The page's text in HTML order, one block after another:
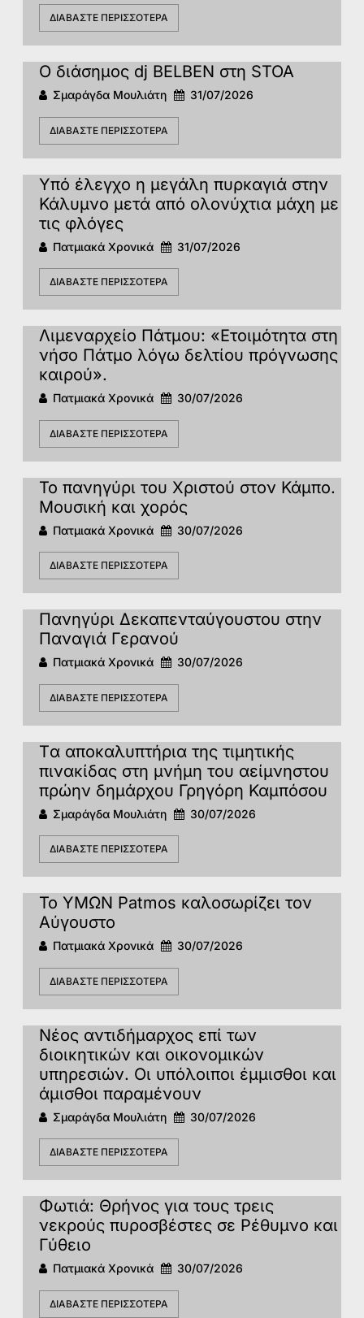
ΔΙΑΒΆΣΤΕ ΠΕΡΙΣΣΌΤΕΡΑ
Ο διάσημος dj BELBEN στη STOA
Σμαράγδα Μουλιάτη 31/07/2026
ΔΙΑΒΆΣΤΕ ΠΕΡΙΣΣΌΤΕΡΑ
Υπό έλεγχο η μεγάλη πυρκαγιά στην
Κάλυμνο μετά από ολονύχτια μάχη με
τις φλόγες
Πατμιακά Χρονικά 31/07/2026
ΔΙΑΒΆΣΤΕ ΠΕΡΙΣΣΌΤΕΡΑ
Λιμεναρχείο Πάτμου: «Ετοιμότητα στη
νήσο Πάτμο λόγω δελτίου πρόγνωσης
καιρού».
Πατμιακά Χρονικά 30/07/2026
ΔΙΑΒΆΣΤΕ ΠΕΡΙΣΣΌΤΕΡΑ
Το πανηγύρι του Χριστού στον Κάμπο.
Μουσική και χορός
Πατμιακά Χρονικά 30/07/2026
ΔΙΑΒΆΣΤΕ ΠΕΡΙΣΣΌΤΕΡΑ
Πανηγύρι Δεκαπενταύγουστου στην
Παναγιά Γερανού
Πατμιακά Χρονικά 30/07/2026
ΔΙΑΒΆΣΤΕ ΠΕΡΙΣΣΌΤΕΡΑ
Tα αποκαλυπτήρια της τιμητικής
πινακίδας στη μνήμη του αείμνηστου
πρώην δημάρχου Γρηγόρη Καμπόσου
Σμαράγδα Μουλιάτη 30/07/2026
ΔΙΑΒΆΣΤΕ ΠΕΡΙΣΣΌΤΕΡΑ
Το ΥΜΩΝ Patmos καλοσωρίζει τον
Αύγουστο
Πατμιακά Χρονικά 30/07/2026
ΔΙΑΒΆΣΤΕ ΠΕΡΙΣΣΌΤΕΡΑ
Νέος αντιδήμαρχος επί των
διοικητικών και οικονομικών
υπηρεσιών. Οι υπόλοιποι έμμισθοι και
άμισθοι παραμένουν
Σμαράγδα Μουλιάτη 30/07/2026
ΔΙΑΒΆΣΤΕ ΠΕΡΙΣΣΌΤΕΡΑ
Φωτιά: Θρήνος για τους τρεις
νεκρούς πυροσβέστες σε Ρέθυμνο και
Γύθειο
Πατμιακά Χρονικά 30/07/2026
ΔΙΑΒΆΣΤΕ ΠΕΡΙΣΣΌΤΕΡΑ